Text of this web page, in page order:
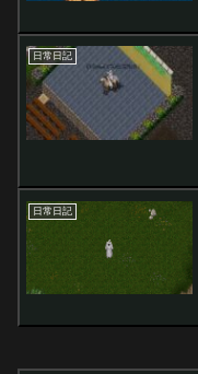
日常日記
日常日記